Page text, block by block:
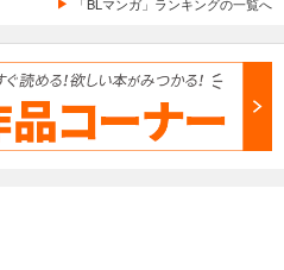
「BLマンガ」ランキングの一覧へ